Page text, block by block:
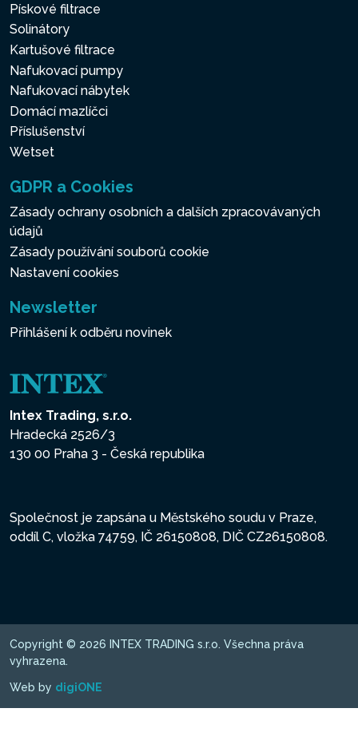
Pískové filtrace
Solinátory
Kartušové filtrace
Nafukovací pumpy
Nafukovací nábytek
Domácí mazlíčci
Příslušenství
Wetset
GDPR a Cookies
Zásady ochrany osobních a dalších zpracovávaných
údajů
Zásady používání souborů cookie
Nastavení cookies
Newsletter
Přihlášení k odběru novinek
Intex Trading, s.r.o.
Hradecká 2526/3
130 00 Praha 3 - Česká republika
Společnost je zapsána u Městského soudu v Praze,
oddíl C, vložka 74759, IČ 26150808, DIČ CZ26150808.
Copyright © 2026 INTEX TRADING s.r.o. Všechna práva
vyhrazena.
Web by digiONE